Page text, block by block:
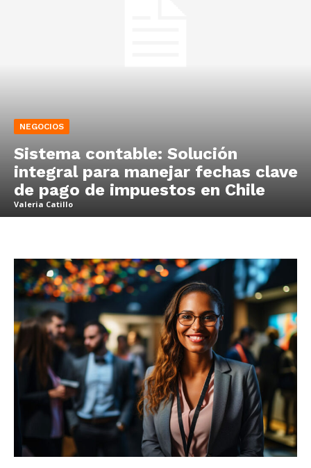
NEGOCIOS
Sistema contable: Solución
integral para manejar fechas clave
de pago de impuestos en Chile
Valeria Catillo